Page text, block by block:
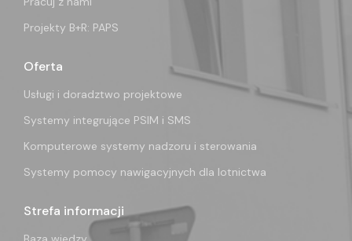
Projekty B+R: PAPS
Oferta
Usługi i doradztwo projektowe
Systemy integrujące PSIM i SMS
Komputerowe systemy nadzoru i sterowania
Systemy pomocy nawigacyjnych dla lotnictwa
Strefa informacji